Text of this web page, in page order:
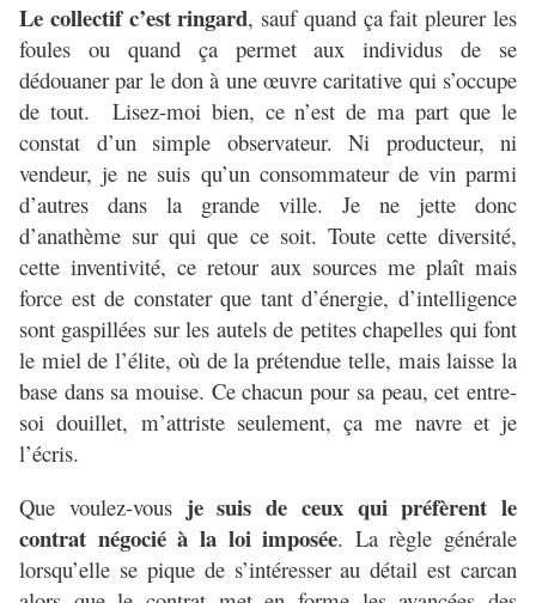
Le collectif c’est ringard, sauf quand ça fait pleurer les
foules ou quand ça permet aux individus de se
dédouaner par le don à une œuvre caritative qui s’occupe
de tout. Lisez-moi bien, ce n’est de ma part que le
constat d’un simple observateur. Ni producteur, ni
vendeur, je ne suis qu’un consommateur de vin parmi
d’autres dans la grande ville. Je ne jette donc
d’anathème sur qui que ce soit. Toute cette diversité,
cette inventivité, ce retour aux sources me plaît mais
force est de constater que tant d’énergie, d’intelligence
sont gaspillées sur les autels de petites chapelles qui font
le miel de l’élite, où de la prétendue telle, mais laisse la
base dans sa mouise. Ce chacun pour sa peau, cet entre-
soi douillet, m’attriste seulement, ça me navre et je
l’écris.
Que voulez-vous je suis de ceux qui préfèrent le
contrat négocié à la loi imposée. La règle générale
lorsqu’elle se pique de s’intéresser au détail est carcan